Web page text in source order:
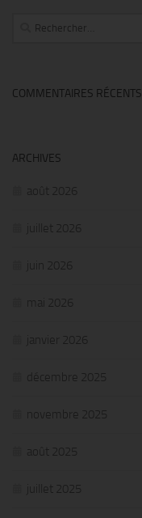
Rechercher :
COMMENTAIRES RÉCENTS
ARCHIVES
août 2026
juillet 2026
juin 2026
mai 2026
janvier 2026
décembre 2025
novembre 2025
août 2025
juillet 2025